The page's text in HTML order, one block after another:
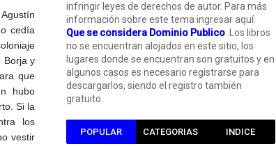
cedía
Borja y
que
hubo
Si la
los
vestir
infringir leyes de derechos de autor. Para más
información sobre este tema ingresar aquí:
Que se considera Dominio Publico . Los libros
no se encuentran alojados en este sitio, los
lugares donde se encuentran son gratuitos y en
algunos casos es necesario registrarse para
descargarlos, siendo el registro también
gratuito.
POPULAR CATEGORIAS INDICE